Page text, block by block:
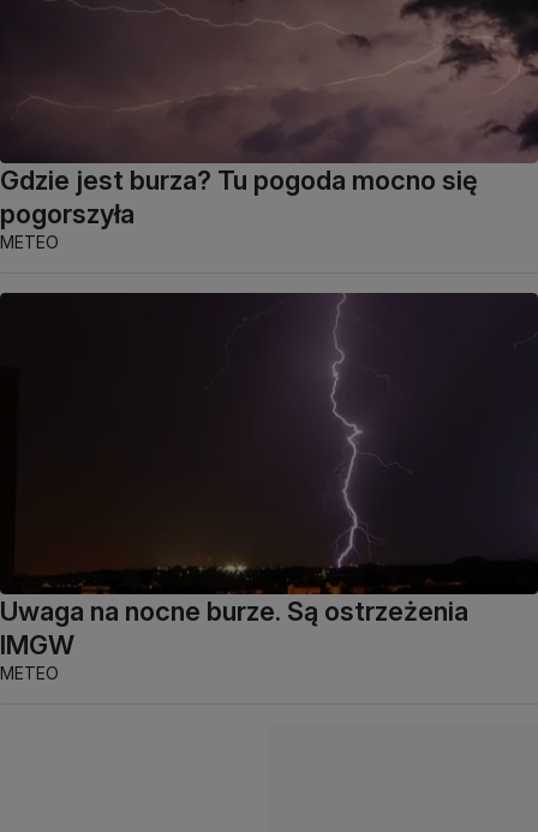
Gdzie jest burza? Tu pogoda mocno się
pogorszyła
METEO
Uwaga na nocne burze. Są ostrzeżenia
IMGW
METEO